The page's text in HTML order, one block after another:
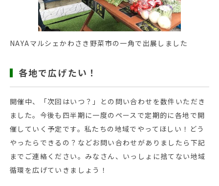
NAYAマルシェかわさき野菜市の一角で出展しました
各地で広げたい！
開催中、「次回はいつ？」との問い合わせを数件いただき
ました。今後も四半期に一度のペースで定期的に各地で開
催していく予定です。私たちの地域でやってほしい！どう
やったらできるの？などお問い合わせがありましたら下記
までご連絡ください。みなさん、いっしょに捨てない地域
循環を広げていきましょう！